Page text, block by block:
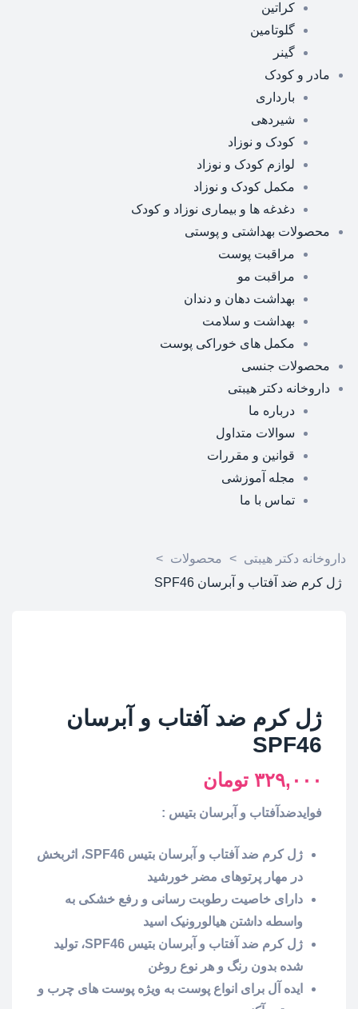
کراتین
گلوتامین
گینر
مادر و کودک
بارداری
شیردهی
کودک و نوزاد
لوازم کودک و نوزاد
مکمل کودک و نوزاد
دغدغه ها و بیماری نوزاد و کودک
محصولات بهداشتی و پوستی
مراقبت پوست
مراقبت مو
بهداشت دهان و دندان
بهداشت و سلامت
مکمل های خوراکی پوست
محصولات جنسی
داروخانه دکتر هیبتی
درباره ما
سوالات متداول
قوانین و مقررات
مجله آموزشی
تماس با ما
داروخانه دکتر هیبتی > محصولات >
ژل کرم ضد آفتاب و آبرسان SPF46
ژل کرم ضد آفتاب و آبرسان
SPF46
۳۲۹,۰۰۰ تومان
فوایدضدآفتاب و آبرسان بتیس :
ژل کرم ضد آفتاب و آبرسان بتیس SPF46، اثربخش
در مهار پرتوهای مضر خورشید
دارای خاصیت رطوبت رسانی و رفع خشکی به
واسطه داشتن هیالورونیک اسید
ژل کرم ضد آفتاب و آبرسان بتیس SPF46، تولید
شده بدون رنگ و هر نوع روغن
ایده آل برای انواع پوست به ویژه پوست های چرب و